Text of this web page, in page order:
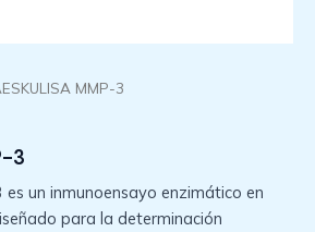
MMP-3
3
es un inmunoensayo enzimático en
para la determinación